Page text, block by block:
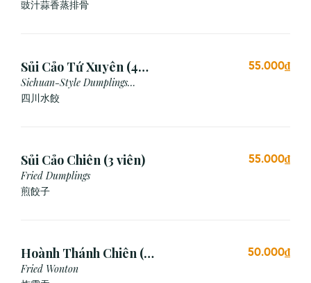
Bean & Garlic Sauce
豉汁蒜香蒸排骨
Sủi Cảo Tứ Xuyên (4
viên)
Sichuan-Style Dumplings
(Spicy)
四川水餃
55.000₫
Sủi Cảo Chiên (3 viên)
Fried Dumplings
煎餃子
55.000₫
Hoành Thánh Chiên (3
viên)
Fried Wonton
50.000₫